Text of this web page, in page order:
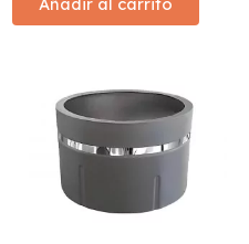
Añadir al carrito